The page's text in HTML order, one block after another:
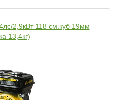
2,9кВт 118 см.куб 19мм
13,4кг)